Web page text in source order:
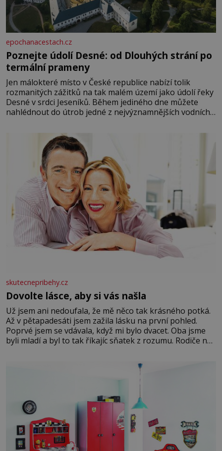
epochanacestach.cz
Poznejte údolí Desné: od Dlouhých strání po
termální prameny
Jen málokteré místo v České republice nabízí tolik
rozmanitých zážitků na tak malém území jako údolí řeky
Desné v srdci Jeseníků. Během jediného dne můžete
nahlédnout do útrob jedné z nejvýznamnějších vodních
se na koloběžce a den zakončit poznáváním památek ve
Velkých Losinách nebo v termálním
skutecnepribehy.cz
Dovolte lásce, aby si vás našla
Už jsem ani nedoufala, že mě něco tak krásného potká.
Až v pětapadesáti jsem zažila lásku na první pohled.
Poprvé jsem se vdávala, když mi bylo dvacet. Oba jsme
byli mladí a byl to tak říkajíc sňatek z rozumu. Rodiče nás